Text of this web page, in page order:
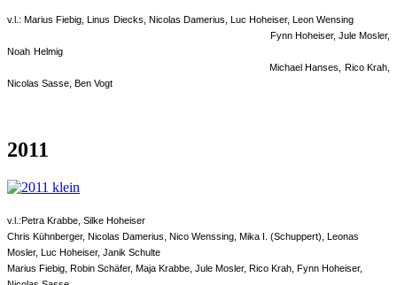
v.l.: Marius Fiebig, Linus Diecks, Nicolas Damerius, Luc Hoheiser, LeonWensing
Fynn Hoheiser, Jule Mosler,
Noah Helmig
Michael Hanses, Rico Krah,
Nicolas Sasse, Ben Vogt
2011
v.l.:Petra Krabbe, Silke Hoheiser
Chris Kühnberger, Nicolas Damerius, Nico Wenssing, Mika I. (Schuppert), Leonas
Mosler, Luc Hoheiser, Janik Schulte
Marius Fiebig, Robin Schäfer, Maja Krabbe, Jule Mosler, Rico Krah, Fynn Hoheiser,